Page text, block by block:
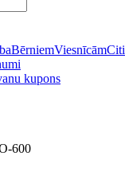
BērniemViesnīcāmCiti
kupons
600